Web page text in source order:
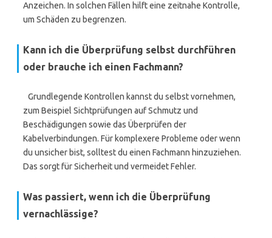
Anzeichen. In solchen Fällen hilft eine zeitnahe Kontrolle,
um Schäden zu begrenzen.
Kann ich die Überprüfung selbst durchführen
oder brauche ich einen Fachmann?
Grundlegende Kontrollen kannst du selbst vornehmen,
zum Beispiel Sichtprüfungen auf Schmutz und
Beschädigungen sowie das Überprüfen der
Kabelverbindungen. Für komplexere Probleme oder wenn
du unsicher bist, solltest du einen Fachmann hinzuziehen.
Das sorgt für Sicherheit und vermeidet Fehler.
Was passiert, wenn ich die Überprüfung
vernachlässige?